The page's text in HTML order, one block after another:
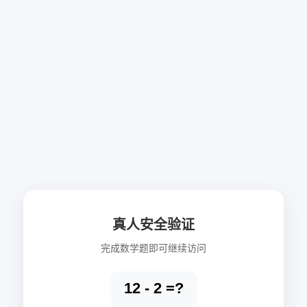
真人安全验证
完成数学题即可继续访问
12 - 2 =?